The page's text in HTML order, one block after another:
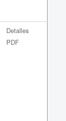
Detalles
PDF